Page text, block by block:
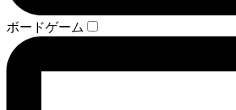
ボードゲーム